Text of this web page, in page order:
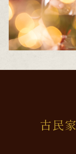
古民